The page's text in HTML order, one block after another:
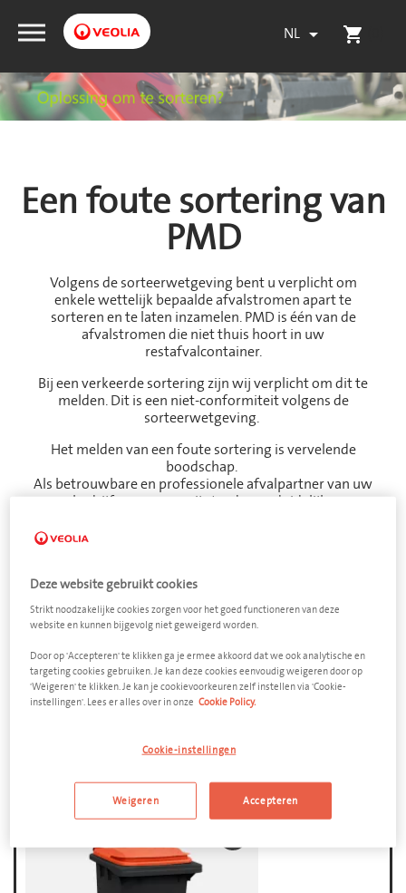
shopping_cart
NL 
Een foute sortering van
PMD
Volgens de sorteerwetgeving bent u verplicht om
enkele wettelijk bepaalde afvalstromen apart te
sorteren en te laten inzamelen. PMD is één van de
afvalstromen die niet thuis hoort in uw
restafvalcontainer.
Bij een verkeerde sortering zijn wij verplicht om dit te
melden. Dit is een niet-conformiteit volgens de
sorteerwetgeving.
Het melden van een foute sortering is vervelende
boodschap.
Als betrouwbare en professionele afvalpartner van uw
bedrijf verzorgen wij steeds een duidelijke
Een kleine container voor
PMD
Om te voldoen aan een correcte sorteringverplichting
container.
voor de inzameling van kleine volumes PMD.
Deze website gebruikt cookies
Strikt noodzakelijke cookies zorgen voor het goed functioneren van deze
website en kunnen bijgevolg niet geweigerd worden.
Door op 'Accepteren' te klikken ga je ermee akkoord dat we ook analytische en
targeting cookies gebruiken. Je kan deze cookies eenvoudig weigeren door op
'Weigeren' te klikken. Je kan je cookievoorkeuren zelf instellen via 'Cookie-
instellingen'. Lees er alles over in onze Cookie Policy.
Cookie-instellingen
Weigeren Accepteren